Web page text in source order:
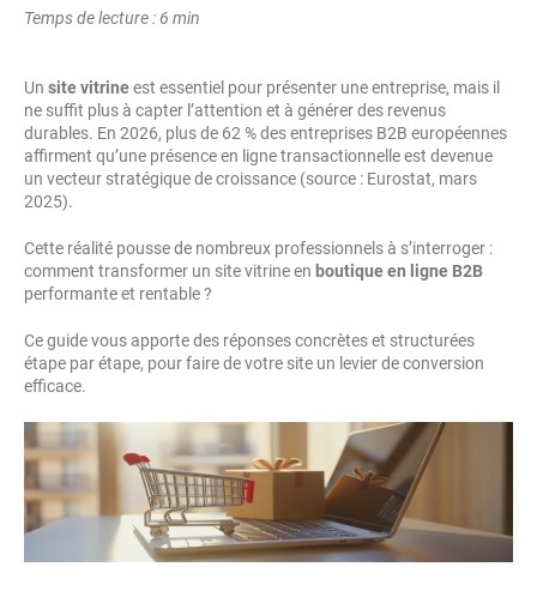
Temps de lecture : 6 min
Un site vitrineest essentiel pour présenter une entreprise, mais il
ne suffit plus à capter l’attention et à générer des revenus
durables. En 2026, plus de 62 % des entreprises B2B européennes
affirment qu’une présence en ligne transactionnelle est devenue
un vecteur stratégique de croissance (source : Eurostat, mars
2025).
Cette réalité pousse de nombreux professionnels à s’interroger :
comment transformer un site vitrine en boutique en ligne B2B
performante et rentable ?
Ce guide vous apporte des réponses concrètes et structurées
étape par étape, pour faire de votre site un levier de conversion
efficace.